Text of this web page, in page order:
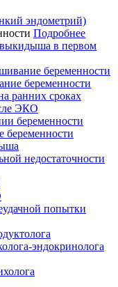
эндометрий)
Подробнее
выкидыша в первом
беременности
беременности
ранних сроках
ЭКО
беременности
недостаточности
попытки
эндокринолога